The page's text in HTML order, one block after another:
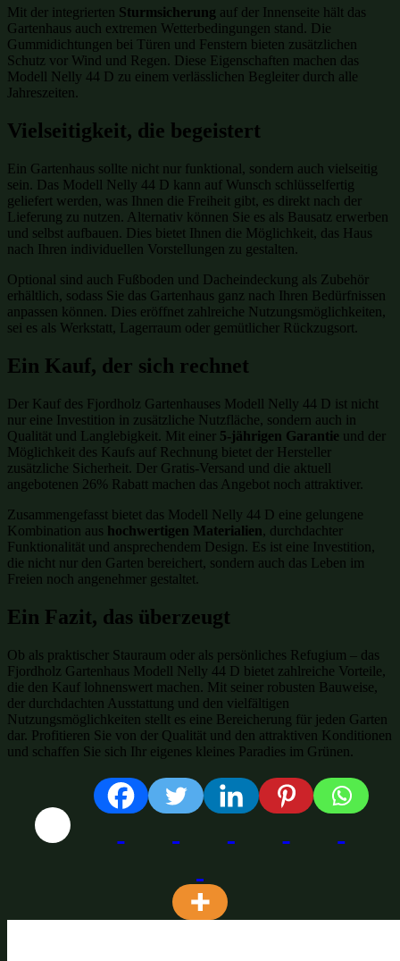
Mit der integrierten Sturmsicherung auf der Innenseite hält das
Gartenhaus auch extremen Wetterbedingungen stand. Die
Gummidichtungen bei Türen und Fenstern bieten zusätzlichen
Schutz vor Wind und Regen. Diese Eigenschaften machen das
Modell Nelly 44 D zu einem verlässlichen Begleiter durch alle
Jahreszeiten.
Vielseitigkeit, die begeistert
Ein Gartenhaus sollte nicht nur funktional, sondern auch vielseitig
sein. Das Modell Nelly 44 D kann auf Wunsch schlüsselfertig
geliefert werden, was Ihnen die Freiheit gibt, es direkt nach der
Lieferung zu nutzen. Alternativ können Sie es als Bausatz erwerben
und selbst aufbauen. Dies bietet Ihnen die Möglichkeit, das Haus
nach Ihren individuellen Vorstellungen zu gestalten.
Optional sind auch Fußboden und Dacheindeckung als Zubehör
erhältlich, sodass Sie das Gartenhaus ganz nach Ihren Bedürfnissen
anpassen können. Dies eröffnet zahlreiche Nutzungsmöglichkeiten,
sei es als Werkstatt, Lagerraum oder gemütlicher Rückzugsort.
Ein Kauf, der sich rechnet
Der Kauf des Fjordholz Gartenhauses Modell Nelly 44 D ist nicht
nur eine Investition in zusätzliche Nutzfläche, sondern auch in
Qualität und Langlebigkeit. Mit einer 5-jährigen Garantie und der
Möglichkeit des Kaufs auf Rechnung bietet der Hersteller
zusätzliche Sicherheit. Der Gratis-Versand und die aktuell
angebotenen 26% Rabatt machen das Angebot noch attraktiver.
Zusammengefasst bietet das Modell Nelly 44 D eine gelungene
Kombination aus hochwertigen Materialien, durchdachter
Funktionalität und ansprechendem Design. Es ist eine Investition,
die nicht nur den Garten bereichert, sondern auch das Leben im
Freien noch angenehmer gestaltet.
Ein Fazit, das überzeugt
Ob als praktischer Stauraum oder als persönliches Refugium – das
Fjordholz Gartenhaus Modell Nelly 44 D bietet zahlreiche Vorteile,
die den Kauf lohnenswert machen. Mit seiner robusten Bauweise,
der durchdachten Ausstattung und den vielfältigen
Nutzungsmöglichkeiten stellt es eine Bereicherung für jeden Garten
dar. Profitieren Sie von der Qualität und den attraktiven Konditionen
und schaffen Sie sich Ihr eigenes kleines Paradies im Grünen.